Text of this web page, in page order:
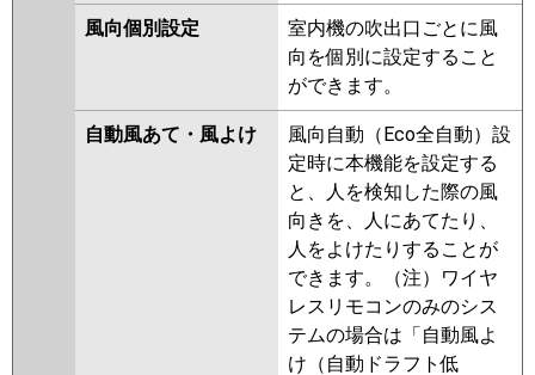
風向個別設定
室内機の吹出口ごとに風
向を個別に設定すること
ができます。
自動風あて・風よけ
風向自動（Eco全自動）設
定時に本機能を設定する
と、人を検知した際の風
向きを、人にあてたり、
人をよけたりすることが
できます。（注）ワイヤ
レスリモコンのみのシス
テムの場合は「自動風よ
け（自動ドラフト低